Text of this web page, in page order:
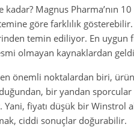
Magnus Pharma’nın
göre farklılık
temin ediliyor. En uygun
olmayan kaynaklardan
önemli noktalardan biri,
bir yandan
Yani, fiyatı düşük bir Winstrol
ciddi sonuçlar doğurabilir.